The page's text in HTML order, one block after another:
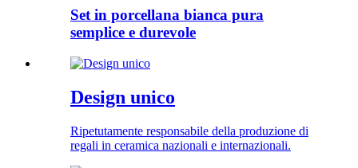
Set in porcellana bianca pura
semplice e durevole
Design unico
Ripetutamente responsabile della produzione di
regali in ceramica nazionali e internazionali.